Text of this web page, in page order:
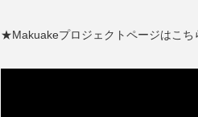
★Makuakeプロジェクトページはこち